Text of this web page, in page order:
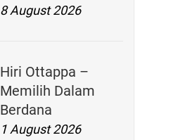
8 August 2026
Hiri Ottappa –
Memilih Dalam
Berdana
1 August 2026